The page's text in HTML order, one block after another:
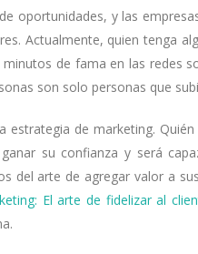
oportunidades, y las
Actualmente, quien tenga
de fama en las redes
son solo personas que
estrategia de marketing.
su confianza y será
del arte de agregar valor a
El arte de fidelizar al